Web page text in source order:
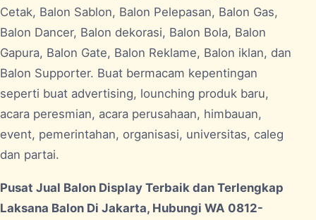
Cetak, Balon Sablon, Balon Pelepasan, Balon Gas,
Balon Dancer, Balon dekorasi, Balon Bola, Balon
Gapura, Balon Gate, Balon Reklame, Balon iklan, dan
Balon Supporter. Buat bermacam kepentingan
seperti buat advertising, lounching produk baru,
acara peresmian, acara perusahaan, himbauan,
event, pemerintahan, organisasi, universitas, caleg
dan partai.
Pusat Jual Balon Display Terbaik dan Terlengkap
Laksana Balon Di Jakarta, Hubungi WA 0812-